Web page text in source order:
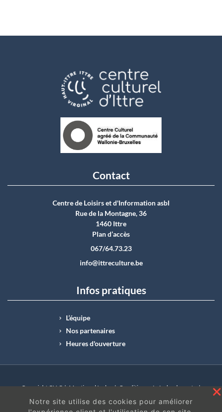
Contact
Centre de Loisirs et d'Information asbI
Rue de la Montagne, 36
1460 Ittre
Plan d’accès
067/64.73.23
info@ittreculture.be
Infos pratiques
L’équipe
Nos partenaires
Heures d'ouverture
Copyright CLI © | Mentions légales | Conditions générales de vente |
N°Entreprise : BE0414.742.009 |
BE50 0012 6285 4518
Notre site utilise des cookies pour améliorer